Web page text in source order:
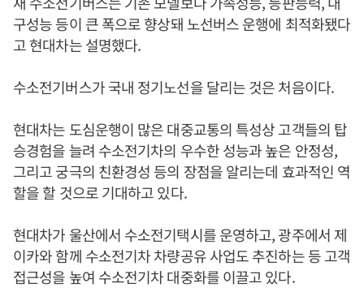
구성능 등이 큰 폭으로 향상돼 노선버스 운행에 최적화됐다
고 현대차는 설명했다.
수소전기버스가 국내 정기노선을 달리는 것은 처음이다.
현대차는 도심운행이 많은 대중교통의 특성상 고객들의 탑
승경험을 늘려 수소전기차의 우수한 성능과 높은 안정성,
그리고 궁극의 친환경성 등의 장점을 알리는데 효과적인 역
할을 할 것으로 기대하고 있다.
현대차가 울산에서 수소전기택시를 운영하고, 광주에서 제
이카와 함께 수소전기차 차량공유 사업도 추진하는 등 고객
접근성을 높여 수소전기차 대중화를 이끌고 있다.